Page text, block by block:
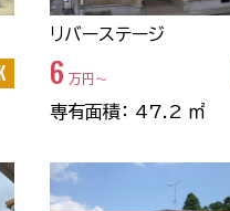
リバーステージ
6 万円〜
専有面積： 47.2 ㎡